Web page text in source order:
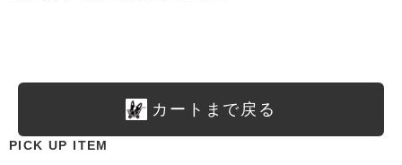
カートまで戻る
PICK UP ITEM